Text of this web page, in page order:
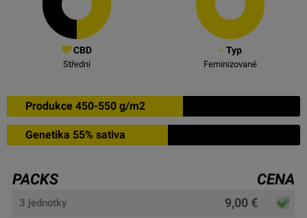
CBD
Střední
Typ
Feminizované
Produkce 450-550 g/m2
Genetika 55% sativa
PACKS CENA
3 jednotky 9,00 €